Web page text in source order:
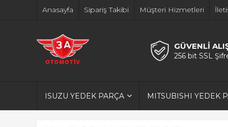
Anasayfa Sipariş Takibi Müşteri Hizmetleri
GÜVENLİ
256 bit SSL
ISUZU YEDEK PARÇA MITSUBISHI YEDEK